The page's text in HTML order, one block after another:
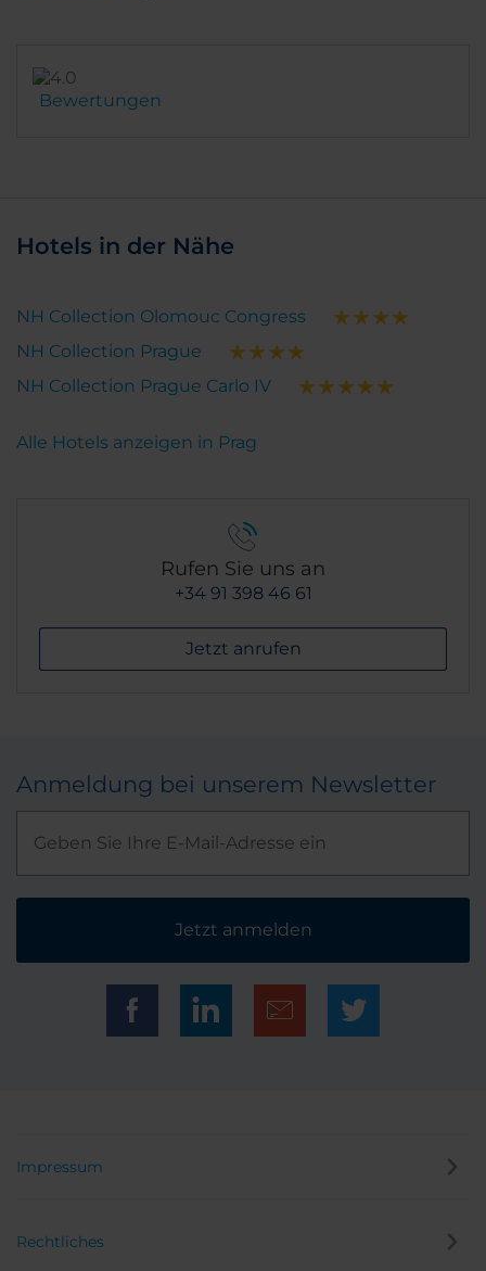
Bewertungen
Hotels in der Nähe
NH Collection Olomouc Congress
NH Collection Prague
NH Collection Prague Carlo IV
Alle Hotels anzeigen in Prag
Rufen Sie uns an
+34 91 398 46 61
Jetzt anrufen
Anmeldung bei unserem Newsletter
Jetzt anmelden
Impressum
Rechtliches